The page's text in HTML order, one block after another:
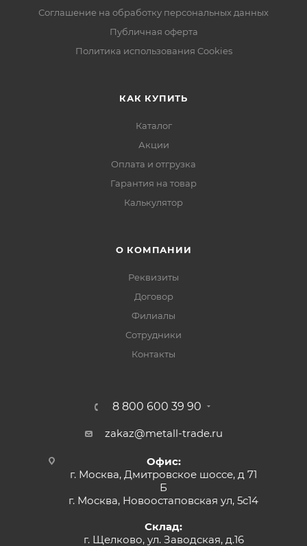
Соглашение на обработку персональных данных
Публичная оферта
Политика использования Cookies
КАК КУПИТЬ
Каталог
Акции
Оплата и отгрузка
Гарантия на товар
Калькулятор
О КОМПАНИИ
Реквизиты
Договор
Филиалы
Сотрудники
Контакты
8 800 600 39 90
zakaz@metall-trade.ru
Офис:
г. Москва, Дмитровское шоссе, д 71
Б
г. Москва, Новоостаповская ул, 5с14
Склад:
г. Щелково, ул. Заводская, д.16